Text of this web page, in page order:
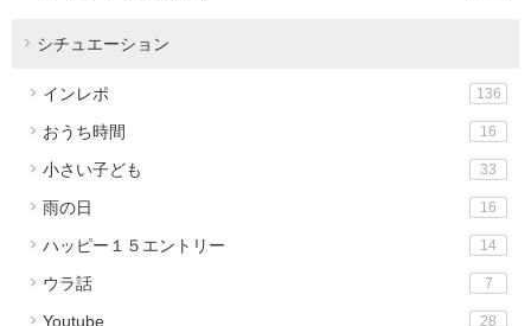
シチュエーション
インレポ 136
おうち時間 16
小さい子ども 33
雨の日 16
ハッピー１５エントリー 14
ウラ話 7
Youtube 28